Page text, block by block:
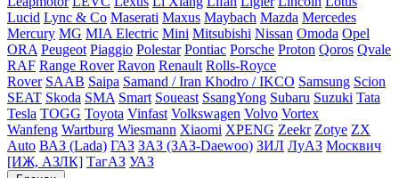
Lucid Lync & Co Maserati Maxus Maybach Mazda Mercedes
Mercury MG MIA Electric Mini Mitsubishi Nissan Omoda Opel
ORA Peugeot Piaggio Polestar Pontiac Porsche Proton Qoros Qvale
RAF Range Rover Ravon Renault Rolls-Royce
Rover SAAB Saipa Samand / Iran Khodro / IKCO Samsung Scion
SEAT Skoda SMA Smart Soueast SsangYong Subaru Suzuki Tata
Tesla TOGG Toyota Vinfast Volkswagen Volvo Vortex
Wanfeng Wartburg Wiesmann Xiaomi XPENG Zeekr Zotye ZX
Auto ВАЗ (Lada) ГАЗ ЗАЗ (ЗАЗ-Daewoo) ЗИЛ ЛуАЗ Москвич
[ИЖ, АЗЛК] ТагАЗ УАЗ